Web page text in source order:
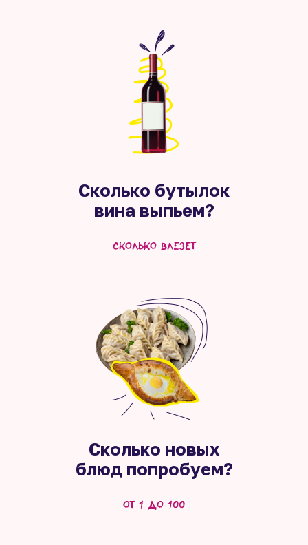
Сколько бутылок
вина выпьем?
сколько влезет
Сколько новых
блюд попробуем?
от 1 до 100